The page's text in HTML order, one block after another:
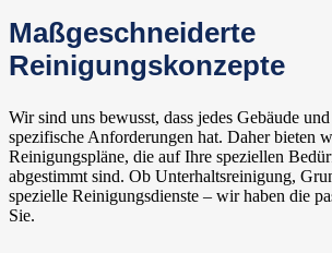
Maßgeschneiderte
Reinigungskonzepte
Wir sind uns bewusst, dass jedes Gebäude
spezifische Anforderungen hat. Daher bieten
Reinigungspläne, die auf Ihre speziellen
abgestimmt sind. Ob Unterhaltsreinigung,
spezielle Reinigungsdienste – wir haben die
Sie.